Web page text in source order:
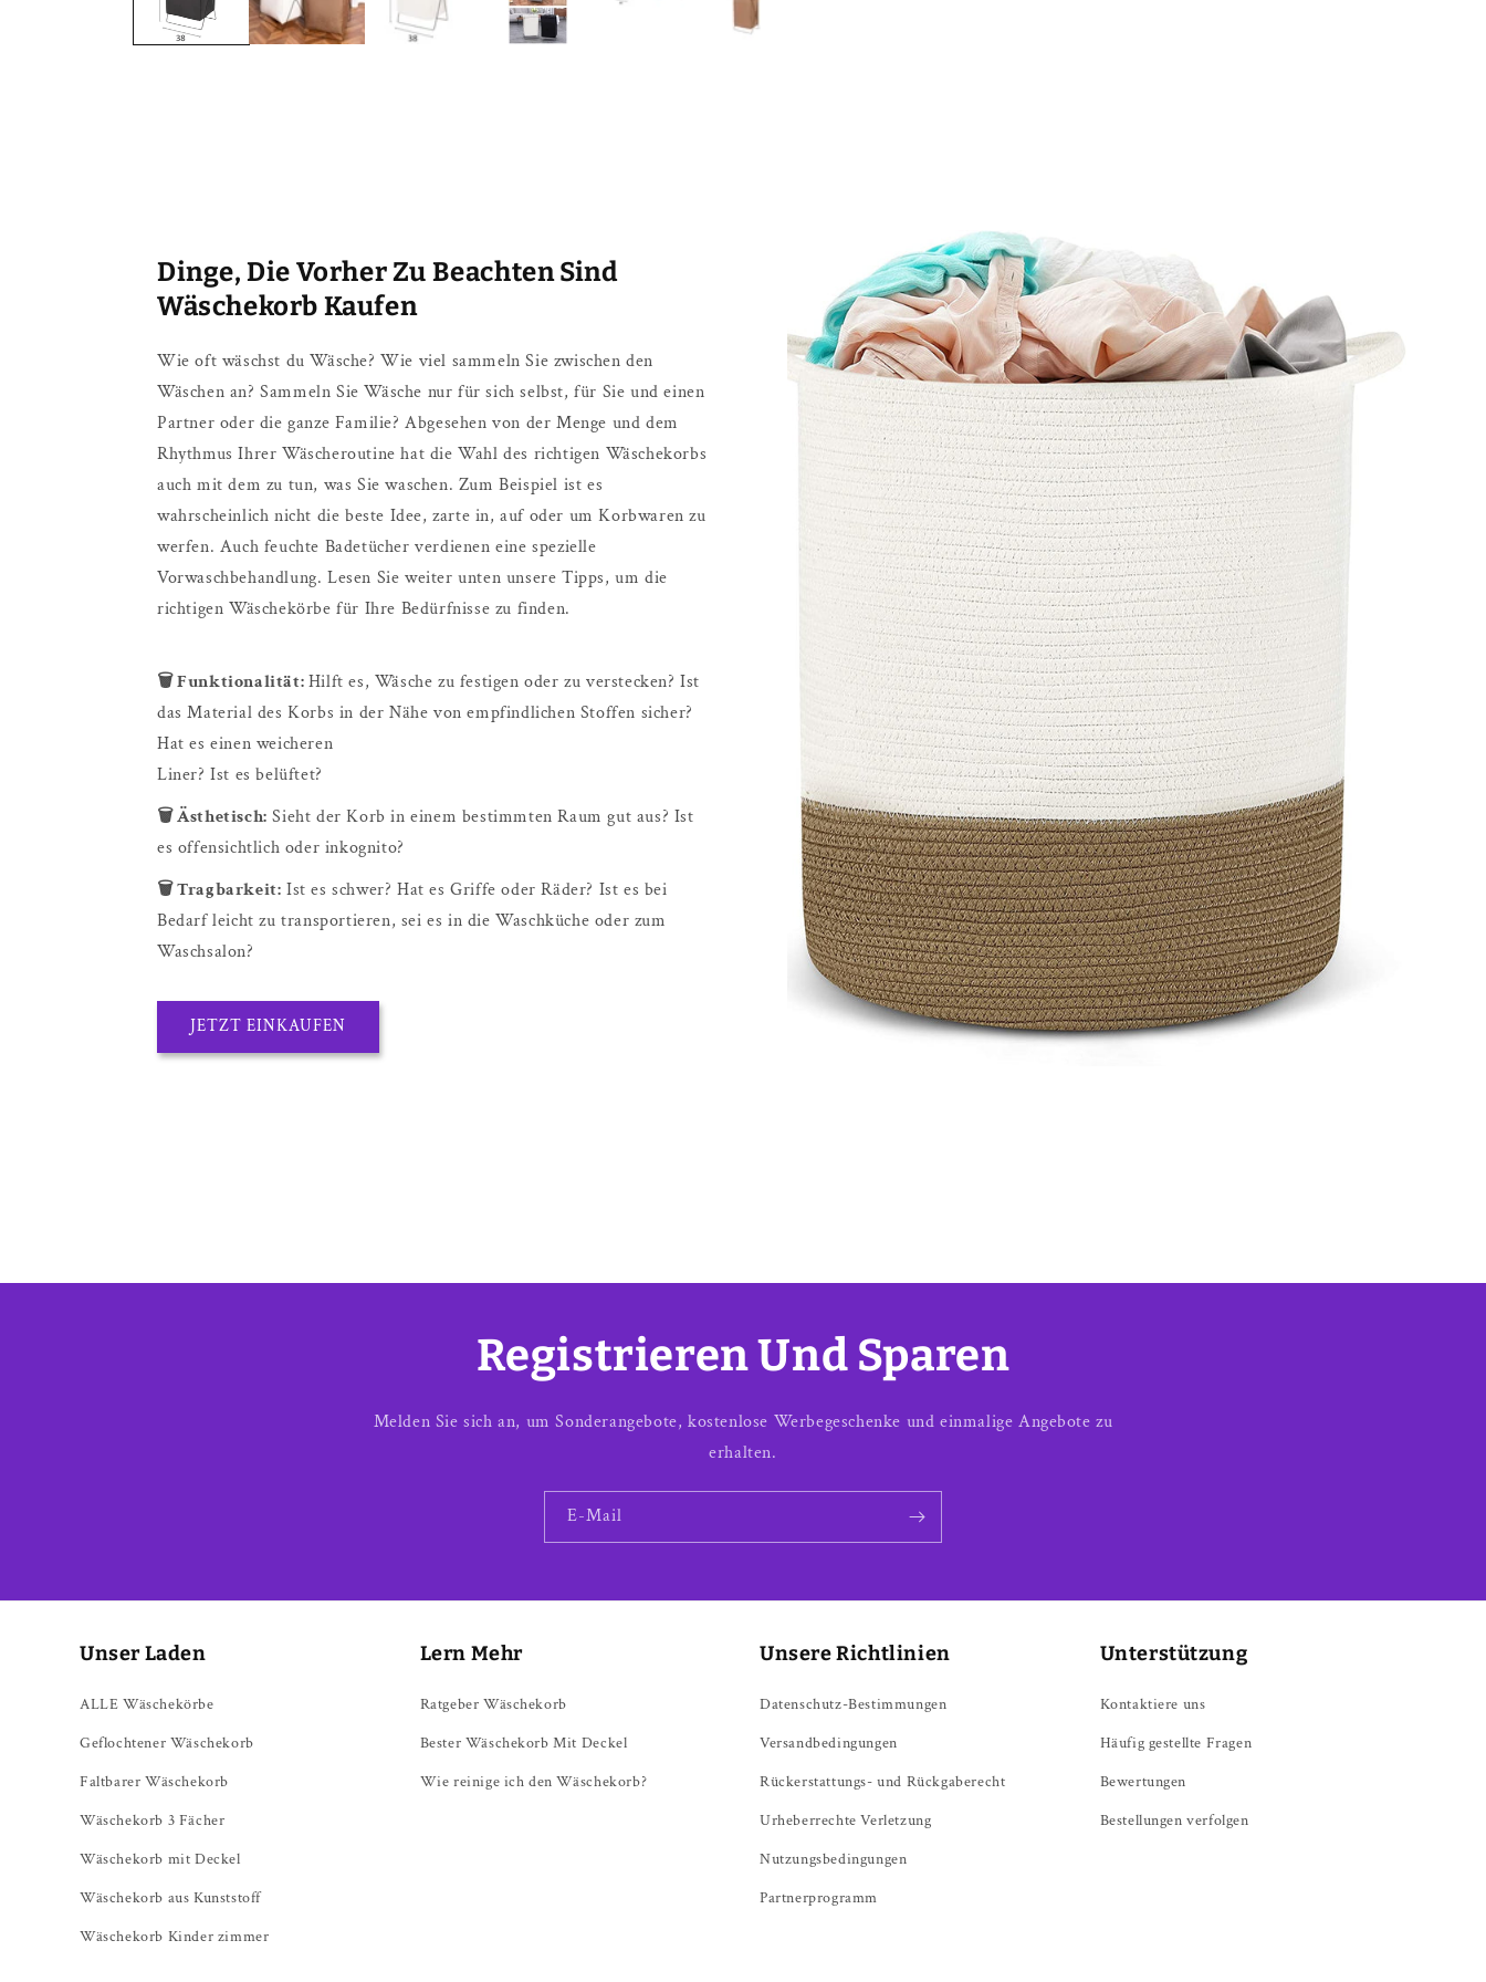
Dinge, Die Vorher Zu Beachten Sind
Wäschekorb Kaufen
Wie oft wäschst du Wäsche? Wie viel sammeln Sie zwischen den
Wäschen an? Sammeln Sie Wäsche nur für sich selbst, für Sie und einen
Partner oder die ganze Familie? Abgesehen von der Menge und dem
Rhythmus Ihrer Wäscheroutine hat die Wahl des richtigen Wäschekorbs
auch mit dem zu tun, was Sie waschen. Zum Beispiel ist es
wahrscheinlich nicht die beste Idee, zarte in, auf oder um Korbwaren zu
werfen. Auch feuchte Badetücher verdienen eine spezielle
Vorwaschbehandlung. Lesen Sie weiter unten unsere Tipps, um die
richtigen Wäschekörbe für Ihre Bedürfnisse zu finden.
🗑️ Funktionalität:Hilft es, Wäsche zu festigen oder zu verstecken? Ist
das Material des Korbs in der Nähe von empfindlichen Stoffen sicher?
Hat es einen weicheren
Liner? Ist es belüftet?
🗑️ Ästhetisch: Sieht der Korb in einem bestimmten Raum gut aus? Ist
es offensichtlich oder inkognito?
🗑️ Tragbarkeit: Ist es schwer? Hat es Griffe oder Räder? Ist es bei
Bedarf leicht zu transportieren, sei es in die Waschküche oder zum
Waschsalon?
JETZT EINKAUFEN
Registrieren Und Sparen
Melden Sie sich an, um Sonderangebote, kostenlose Werbegeschenke und einmalige Angebote zu
erhalten.
E-Mail
Unser Laden
ALLE Wäschekörbe
Geflochtener Wäschekorb
Faltbarer Wäschekorb
Wäschekorb 3 Fächer
Wäschekorb mit Deckel
Wäschekorb aus Kunststoff
Wäschekorb Kinder zimmer
Lern Mehr
Ratgeber Wäschekorb
Bester Wäschekorb Mit Deckel
Wie reinige ich den Wäschekorb?
Unsere Richtlinien
Datenschutz-Bestimmungen
Versandbedingungen
Rückerstattungs- und Rückgaberecht
Urheberrechte Verletzung
Nutzungsbedingungen
Partnerprogramm
Unterstützung
Kontaktiere uns
Häufig gestellte Fragen
Bewertungen
Bestellungen verfolgen